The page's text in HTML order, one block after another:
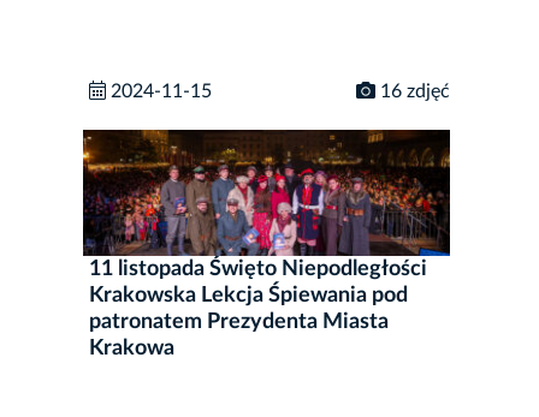
2024-11-15 16 zdjęć
11 listopada Święto Niepodległości
Krakowska Lekcja Śpiewania pod
patronatem Prezydenta Miasta
Krakowa